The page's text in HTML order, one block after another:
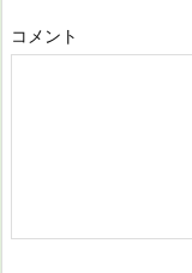
コメント